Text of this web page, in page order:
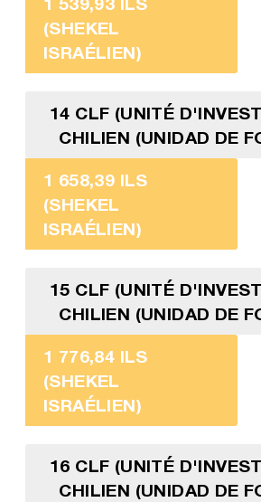
(SHEKEL
ISRAÉLIEN)
14 CLF (UNITÉ
CHILIEN (UNIDAD DE
1 658,39 ILS
(SHEKEL
ISRAÉLIEN)
15 CLF (UNITÉ
CHILIEN (UNIDAD DE
1 776,84 ILS
(SHEKEL
ISRAÉLIEN)
16 CLF (UNITÉ
CHILIEN (UNIDAD DE